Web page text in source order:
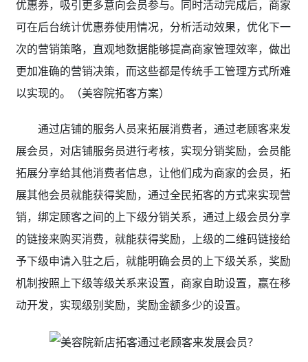
优惠券，吸引更多意向会员参与。同时活动完成后，商家
可在后台统计优惠券使用情况，分析活动效果，优化下一
次的营销策略，直观地数据能够提高商家管理效率，做出
更加准确的营销决策，而这些都是传统手工管理方式所难
以实现的。（美容院拓客方案）
通过店铺的服务人员来拓展消费者，通过老顾客来发
展会员，对店铺服务员进行考核，实现分销奖励，会员能
拓展分享给其他消费者信息，让他们成为商家的会员，拓
展其他会员就能获得奖励，通过全民拓客的方式来实现营
销，绑定顾客之间的上下级分销关系，通过上级会员分享
的链接来购买消费，就能获得奖励，上级的二维码链接给
予下级申请入驻之后，就能明确会员的上下级关系，奖励
机制按照上下级等级关系来设置，商家自助设置，赢在移
动开发，实现级别奖励，奖励金额多少的设置。